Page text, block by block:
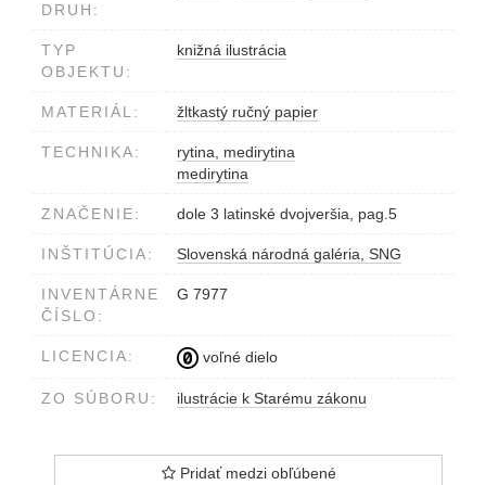
DRUH:
TYP
OBJEKTU:
knižná ilustrácia
MATERIÁL: žltkastý ručný papier
TECHNIKA:
rytina, medirytina
medirytina
ZNAČENIE: dole 3 latinské dvojveršia, pag.5
INŠTITÚCIA: Slovenská národná galéria, SNG
INVENTÁRNE
ČÍSLO:
G 7977
LICENCIA: voľné dielo
ZO SÚBORU: ilustrácie k Starému zákonu
Pridať medzi obľúbené